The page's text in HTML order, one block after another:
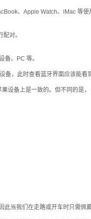
、Apple Watch、iMac 等
对。
、PC 等。
，此时查看蓝牙界面应该能看
设备上是一致的。但不同的是
当我们在走路或开车时只需佩